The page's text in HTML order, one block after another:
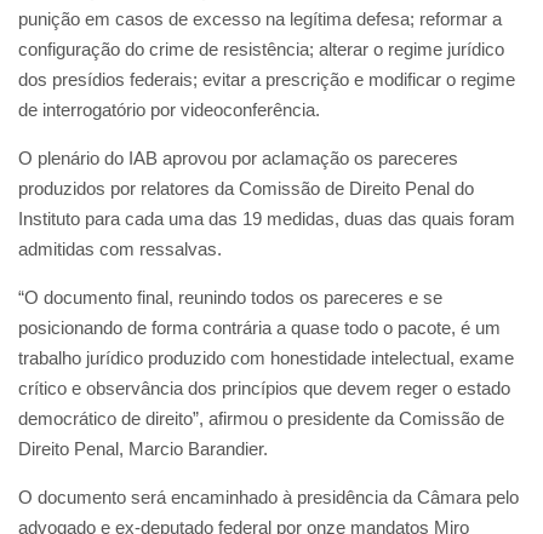
punição em casos de excesso na legítima defesa; reformar a
configuração do crime de resistência; alterar o regime jurídico
dos presídios federais; evitar a prescrição e modificar o regime
de interrogatório por videoconferência.
O plenário do IAB aprovou por aclamação os pareceres
produzidos por relatores da Comissão de Direito Penal do
Instituto para cada uma das 19 medidas, duas das quais foram
admitidas com ressalvas.
“O documento final, reunindo todos os pareceres e se
posicionando de forma contrária a quase todo o pacote, é um
trabalho jurídico produzido com honestidade intelectual, exame
crítico e observância dos princípios que devem reger o estado
democrático de direito”, afirmou o presidente da Comissão de
Direito Penal, Marcio Barandier.
O documento será encaminhado à presidência da Câmara pelo
advogado e ex-deputado federal por onze mandatos Miro